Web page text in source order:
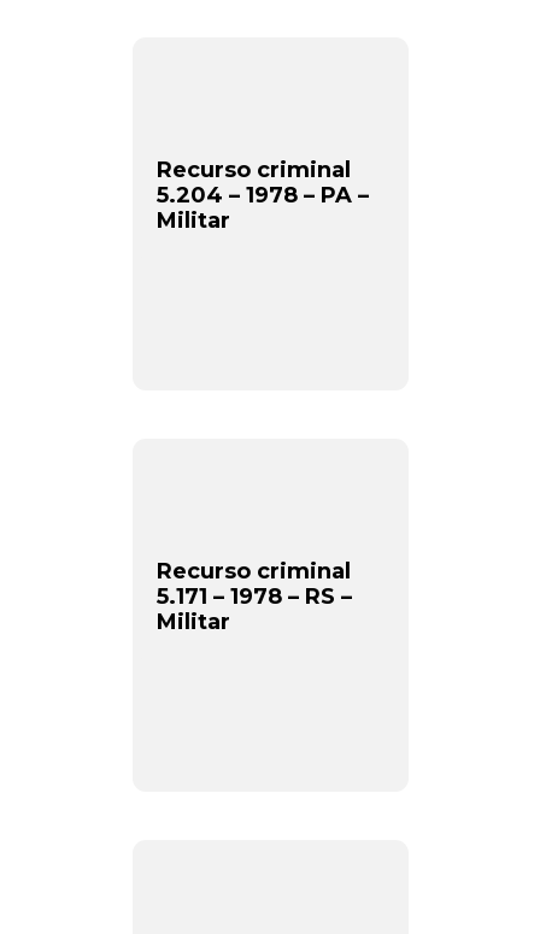
Recurso criminal
5.204 – 1978 – PA –
Militar
Recurso criminal
5.171 – 1978 – RS –
Militar
CADASTRAR